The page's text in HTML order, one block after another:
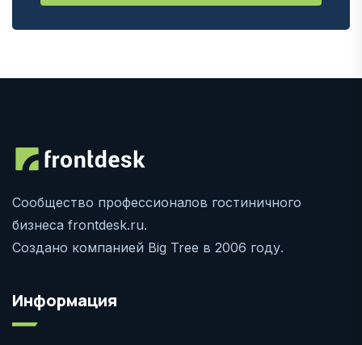
Сообщество профессионалов гостиничного
бизнеса frontdesk.ru.
Создано компанией Big Tree в 2006 году.
Информация